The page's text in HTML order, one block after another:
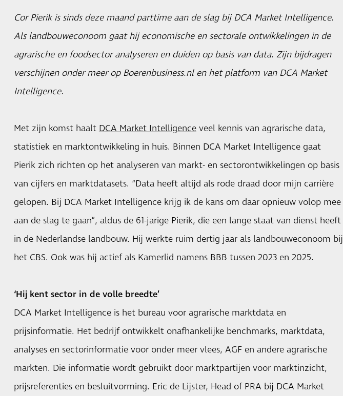
Cor Pierik is sinds deze maand parttime aan de slag bij DCA Market Intelligence.
Als landbouweconoom gaat hij economische en sectorale ontwikkelingen in de
agrarische en foodsector analyseren en duiden op basis van data. Zijn bijdragen
verschijnen onder meer op Boerenbusiness.nl en het platform van DCA Market
Intelligence.
Met zijn komst haaltDCA Market Intelligenceveel kennis van agrarische data,
statistiek en marktontwikkeling in huis. Binnen DCA Market Intelligence gaat
Pierik zich richten op het analyseren van markt- en sectorontwikkelingen op basis
van cijfers en marktdatasets. “Data heeft altijd als rode draad door mijn carrière
gelopen. Bij DCA Market Intelligence krijg ik de kans om daar opnieuw volop mee
aan de slag te gaan”, aldus de 61-jarige Pierik, die een lange staat van dienst heeft
in de Nederlandse landbouw. Hij werkte ruim dertig jaar als landbouweconoom bij
het CBS. Ook was hij actief als Kamerlid namens BBB tussen 2023 en 2025.
‘Hij kent sector in de volle breedte’
DCA Market Intelligence is het bureau voor agrarische marktdata en
prijsinformatie. Het bedrijf ontwikkelt onafhankelijke benchmarks, marktdata,
analyses en sectorinformatie voor onder meer vlees, AGF en andere agrarische
markten. Die informatie wordt gebruikt door marktpartijen voor marktinzicht,
prijsreferenties en besluitvorming. Eric de Lijster, Head of PRA bij DCA Market